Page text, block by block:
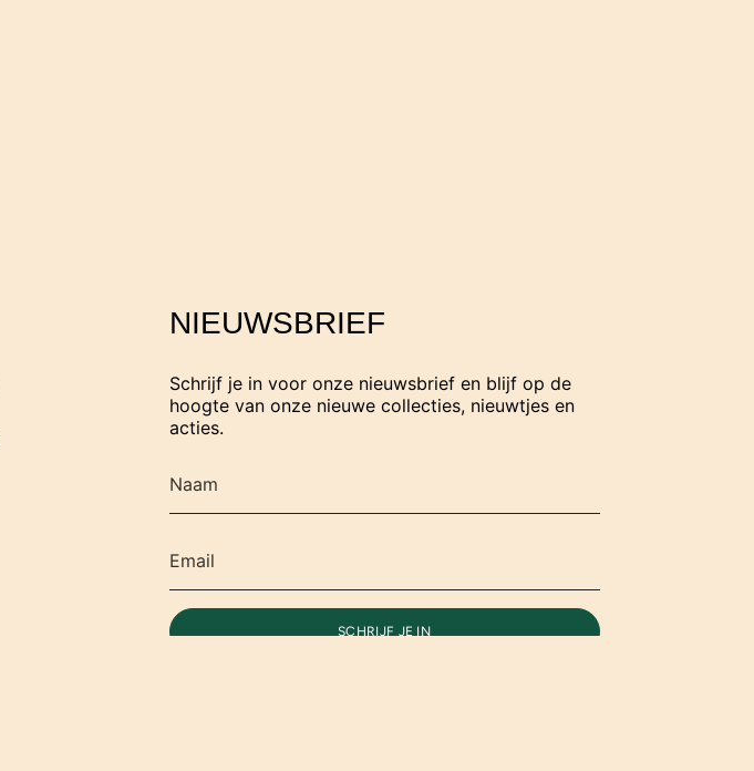
NIEUWSBRIEF
Schrijf je in voor onze nieuwsbrief en blijf op de
hoogte van onze nieuwe collecties, nieuwtjes en
acties.
SCHRIJF JE IN